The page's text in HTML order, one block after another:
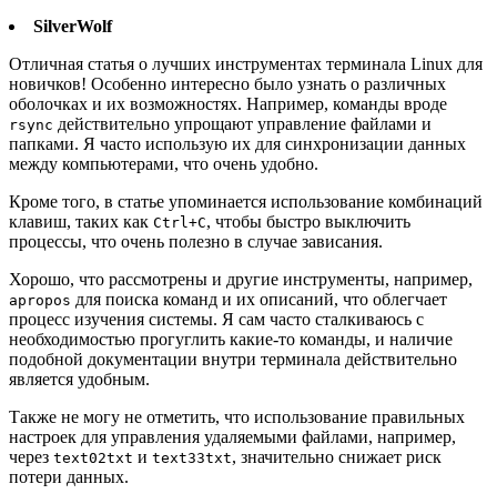
SilverWolf
Отличная статья о лучших инструментах терминала Linux для
новичков! Особенно интересно было узнать о различных
оболочках и их возможностях. Например, команды вроде
rsync действительно упрощают управление файлами и
папками. Я часто использую их для синхронизации данных
между компьютерами, что очень удобно.
Кроме того, в статье упоминается использование комбинаций
клавиш, таких как Ctrl+C, чтобы быстро выключить
процессы, что очень полезно в случае зависания.
Хорошо, что рассмотрены и другие инструменты, например,
apropos для поиска команд и их описаний, что облегчает
процесс изучения системы. Я сам часто сталкиваюсь с
необходимостью прогуглить какие-то команды, и наличие
подобной документации внутри терминала действительно
является удобным.
Также не могу не отметить, что использование правильных
настроек для управления удаляемыми файлами, например,
через text02txt и text33txt, значительно снижает риск
потери данных.